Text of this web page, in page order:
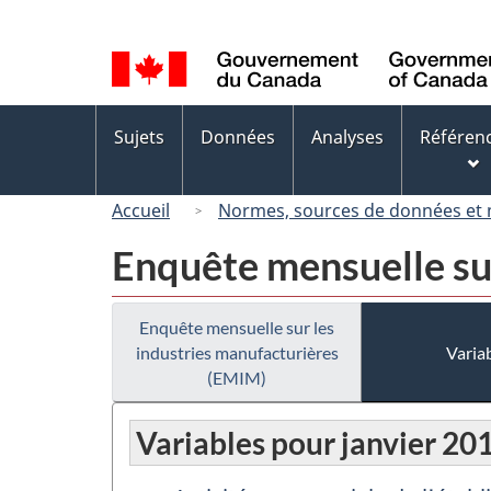
de
la
langue
des
Sujets Données Analyses
Accueil Normes, sources de données et
Enquête mensuelle
Enquête mensuelle sur les
industries manufacturières
(EMIM)
Variables pour janvier